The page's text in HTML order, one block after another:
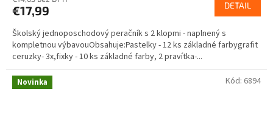
€17,99 DETAIL
Školský jednoposchodový peračník s 2 klopmi - naplnený s
kompletnou výbavouObsahuje:Pastelky - 12 ks základné farbygrafit
ceruzky- 3x,fixky - 10 ks základné farby, 2 pravítka-...
Novinka Kód: 6894